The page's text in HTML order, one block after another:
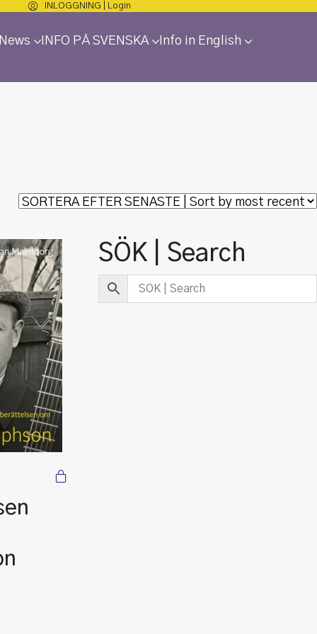
INLOGGNING | Login
INFO PÅ SVENSKA Info in English
SÖK | Search